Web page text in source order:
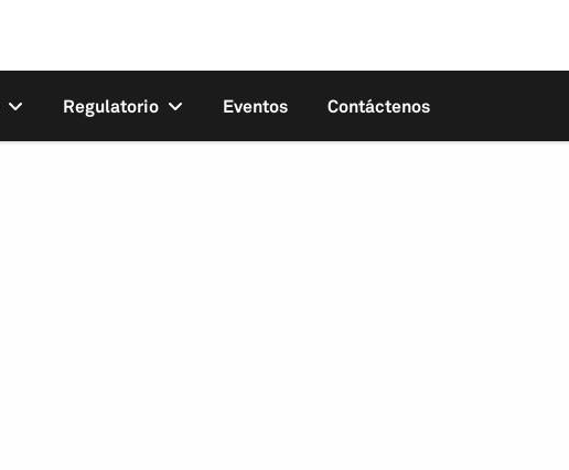
Regulatorio Eventos Contáctenos